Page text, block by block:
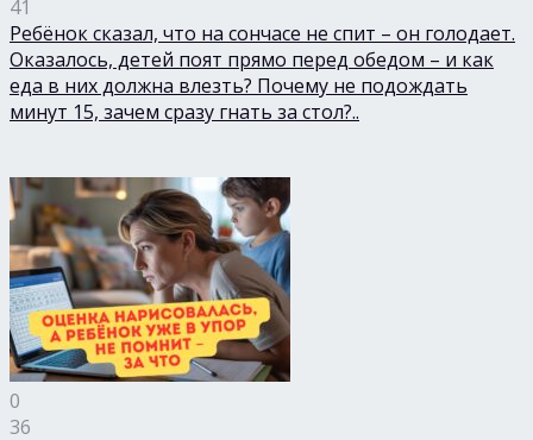
41
Ребёнок сказал, что на сончасе не спит – он голодает.
Оказалось, детей поят прямо перед обедом – и как
еда в них должна влезть? Почему не подождать
минут 15, зачем сразу гнать за стол?..
0
36